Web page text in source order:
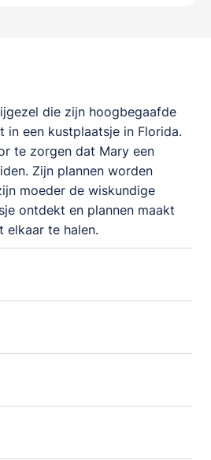
die zijn hoogbegaafde
in een kustplaatsje in Florida.
te zorgen dat Mary een
Zijn plannen worden
moeder de wiskundige
ontdekt en plannen maakt
elkaar te halen.